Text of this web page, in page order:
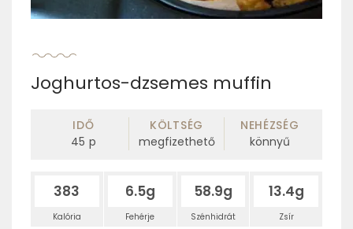
Joghurtos-dzsemes muffin
IDŐ
45 p
KÖLTSÉG
megfizethető
NEHÉZSÉG
könnyű
383
Kalória
6.5g
Fehérje
58.9g
Szénhidrát
13.4g
Zsír